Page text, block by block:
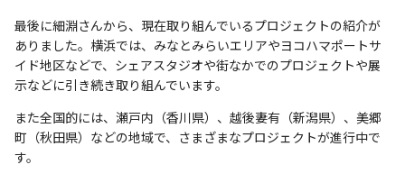
最後に細淵さんから、現在取り組んでいるプロジェクトの紹介が
ありました。横浜では、みなとみらいエリアやヨコハマポートサ
イド地区などで、シェアスタジオや街なかでのプロジェクトや展
示などに引き続き取り組んでいます。
また全国的には、瀬戸内（香川県）、越後妻有（新潟県）、美郷
町（秋田県）などの地域で、さまざまなプロジェクトが進行中で
す。